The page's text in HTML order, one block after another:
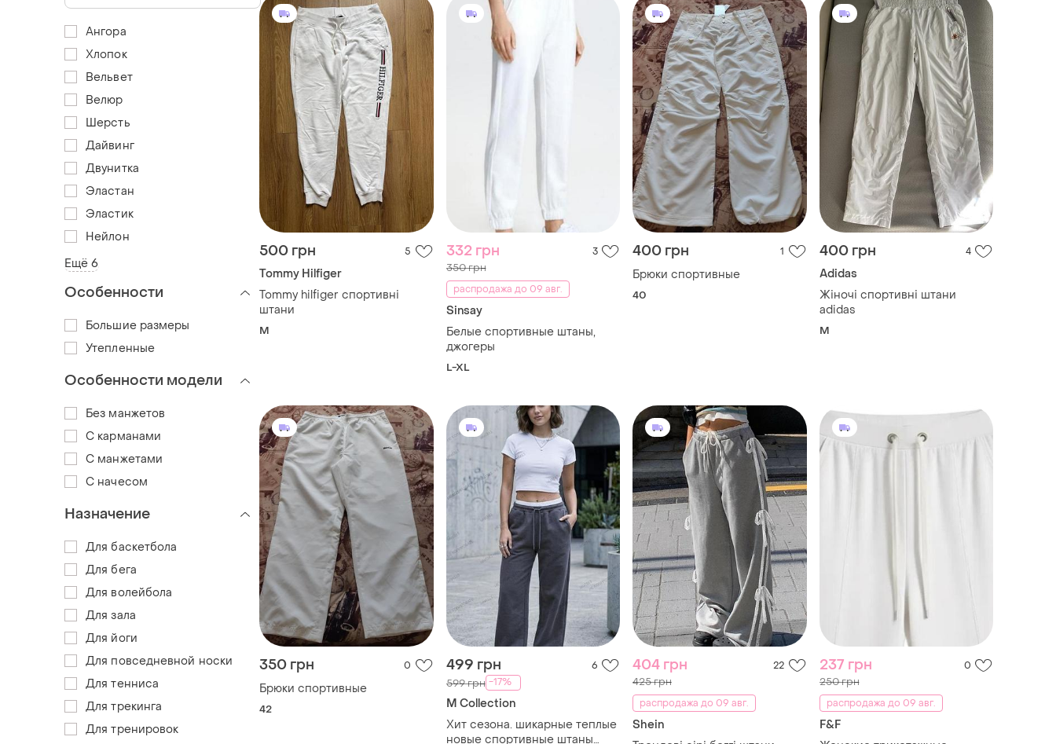
500 грн 5
Tommy Hilfiger
Tommy hilfiger спортивні
штани
M
332 грн 3
350 грн
распродажа до 09 авг.
Sinsay
Белые спортивные штаны,
джогеры
L-XL
400 грн 1
Брюки спортивные
40
400 грн 4
Adidas
Жіночі спортивні штани
adidas
M
350 грн 0
Брюки спортивные
42
499 грн 6
599 грн -17%
M Collection
Хит сезона. шикарные теплые
новые спортивные штаны
404 грн 22
425 грн
распродажа до 09 авг.
Shein
237 грн 0
250 грн
распродажа до 09 авг.
F&F
Ангора
Хлопок
Вельвет
Велюр
Шерсть
Дайвинг
Двунитка
Эластан
Эластик
Нейлон
Ещё 6
Особенности
Большие размеры
Утепленные
Особенности модели
Без манжетов
С карманами
С манжетами
С начесом
Назначение
Для баскетбола
Для бега
Для волейбола
Для зала
Для йоги
Для повседневной носки
Для тенниса
Для трекинга
Для тренировок